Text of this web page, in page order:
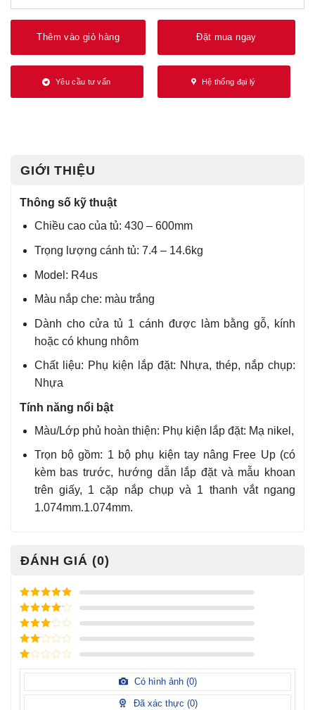
Thêm vào giỏ hàng Đặt mua ngay
Yêu cầu tư vấn Hệ thống đại lý
GIỚI THIỆU
Thông số kỹ thuật
Chiều cao của tủ: 430 – 600mm
Trọng lượng cánh tủ: 7.4 – 14.6kg
Model: R4us
Màu nắp che: màu trắng
Dành cho cửa tủ 1 cánh được làm bằng gỗ, kính
hoặc có khung nhôm
Chất liệu: Phụ kiện lắp đặt: Nhựa, thép, nắp chụp:
Nhựa
Tính năng nổi bật
Màu/Lớp phủ hoàn thiện: Phụ kiện lắp đặt: Mạ nikel,
Trọn bộ gồm: 1 bộ phụ kiện tay nâng Free Up (có
kèm bas trước, hướng dẫn lắp đặt và mẫu khoan
trên giấy, 1 cặp nắp chụp và 1 thanh vắt ngang
1.074mm.1.074mm.
ĐÁNH GIÁ (0)
Được xếp
hạng
5
5
sao
Được xếp
hạng
4
5
sao
Được
xếp
hạng3
5 sao
Được
hạng
sao
Được
hạng
Có hình ảnh (0)
Đã xác thực (0)